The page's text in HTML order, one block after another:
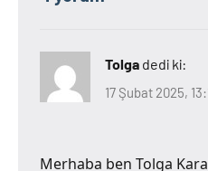
Tolga dedi ki:
17 Şubat 2025,
Merhaba ben Tolga